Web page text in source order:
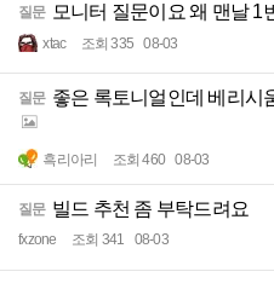
질문 모니터 질문이요 왜 맨날 1
xtac 조회 335 08-03
질문 좋은 록토니얼인데 베리시
흑리아리 조회 460 08-03
질문 빌드 추천 좀 부탁드려요
fxzone 조회 341 08-03